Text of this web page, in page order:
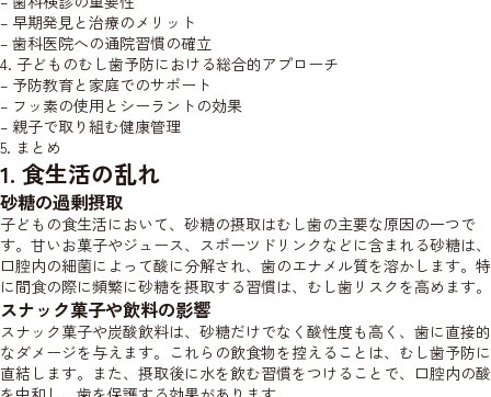
– 早期発見と治療のメリット
– 歯科医院への通院習慣の確立
4. 子どものむし歯予防における総合的アプローチ
– 予防教育と家庭でのサポート
– フッ素の使用とシーラントの効果
– 親子で取り組む健康管理
5. まとめ
1. 食生活の乱れ
砂糖の過剰摂取
子どもの食生活において、砂糖の摂取はむし歯の主要な原因の一つで
す。甘いお菓子やジュース、スポーツドリンクなどに含まれる砂糖は、
口腔内の細菌によって酸に分解され、歯のエナメル質を溶かします。特
に間食の際に頻繁に砂糖を摂取する習慣は、むし歯リスクを高めます。
スナック菓子や飲料の影響
スナック菓子や炭酸飲料は、砂糖だけでなく酸性度も高く、歯に直接的
なダメージを与えます。これらの飲食物を控えることは、むし歯予防に
直結します。また、摂取後に水を飲む習慣をつけることで、口腔内の酸